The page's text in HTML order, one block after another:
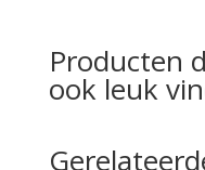
Producten
ook leuk